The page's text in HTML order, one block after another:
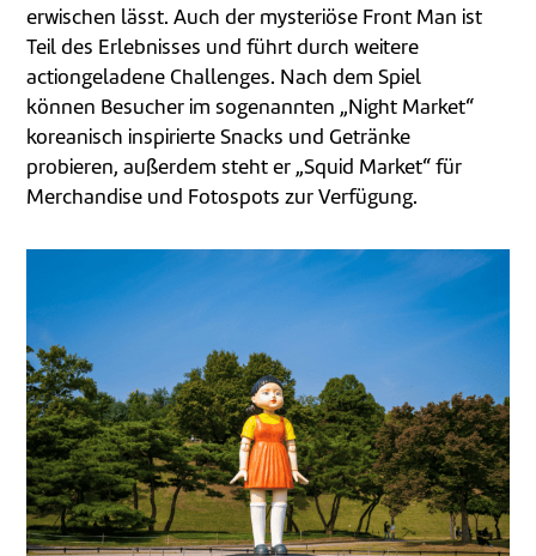
erwischen lässt. Auch der mysteriöse Front Man ist
Teil des Erlebnisses und führt durch weitere
actiongeladene Challenges. Nach dem Spiel
können Besucher im sogenannten „Night Market“
koreanisch inspirierte Snacks und Getränke
probieren, außerdem steht er „Squid Market“ für
Merchandise und Fotospots zur Verfügung.